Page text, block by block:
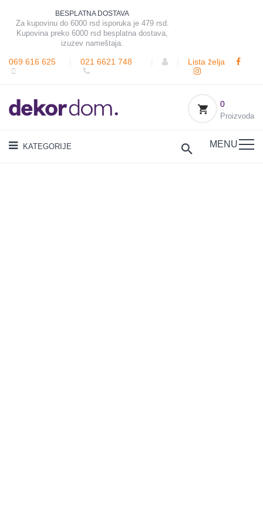
BESPLATNA DOSTAVA
Za kupovinu do 6000 rsd isporuka je 479 rsd.
Kupovina preko 6000 rsd besplatna dostava,
izuzev nameštaja.
069 616 625 021 6621 748 Lista želja
0
Proizvoda
KATEGORIJE MENU